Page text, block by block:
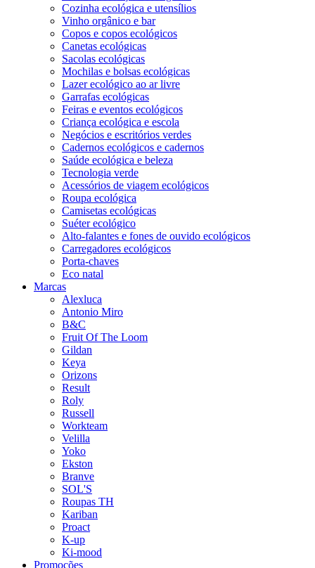
Cozinha ecológica e utensílios
Vinho orgânico e bar
Copos e copos ecológicos
Canetas ecológicas
Sacolas ecológicas
Mochilas e bolsas ecológicas
Lazer ecológico ao ar livre
Garrafas ecológicas
Feiras e eventos ecológicos
Criança ecológica e escola
Negócios e escritórios verdes
Cadernos ecológicos e cadernos
Saúde ecológica e beleza
Tecnologia verde
Acessórios de viagem ecológicos
Roupa ecológica
Camisetas ecológicas
Suéter ecológico
Alto-falantes e fones de ouvido ecológicos
Carregadores ecológicos
Porta-chaves
Eco natal
Marcas
Alexluca
Antonio Miro
B&C
Fruit Of The Loom
Gildan
Keya
Orizons
Result
Roly
Russell
Workteam
Velilla
Yoko
Ekston
Branve
SOL'S
Roupas TH
Kariban
Proact
K-up
Ki-mood
Promoções